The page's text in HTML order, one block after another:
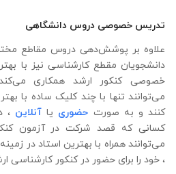
تدریس خصوصی دروس دانشگاهی
علاوه ‌بر پوشش‌دهی دروس مقاطع
دانشجویان مقطع کارشناسی نیز با
خصوصی کنکور ارشد همکاری می‌کند.
می‌توانند تنها با چند کلیک ساده با
کنند و به صورت حضوری یا آنلاین ،
کسانی که قصد شرکت در آزمون
می‌توانند همراه با بهترین استاد در
، خود را برای حضور در کنکور کارشناسی